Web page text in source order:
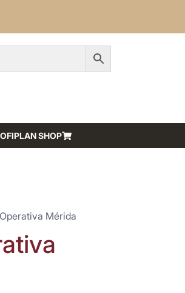
OFIPLAN SHOP
Mérida